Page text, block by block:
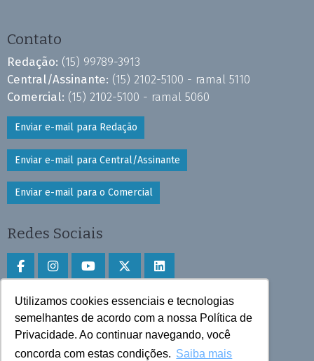
Utilizamos cookies essenciais e tecnologias
semelhantes de acordo com a nossa Política de
Privacidade. Ao continuar navegando, você
concorda com estas condições. Saiba mais
Contato
Redação: (15) 99789-3913
Central/Assinante: (15) 2102-5100 - ramal 5110
Comercial: (15) 2102-5100 - ramal 5060
Enviar e-mail para Redação
Enviar e-mail para Central/Assinante
Enviar e-mail para o Comercial
Redes Sociais
Faça download do aplicativo
Play Store e App Store